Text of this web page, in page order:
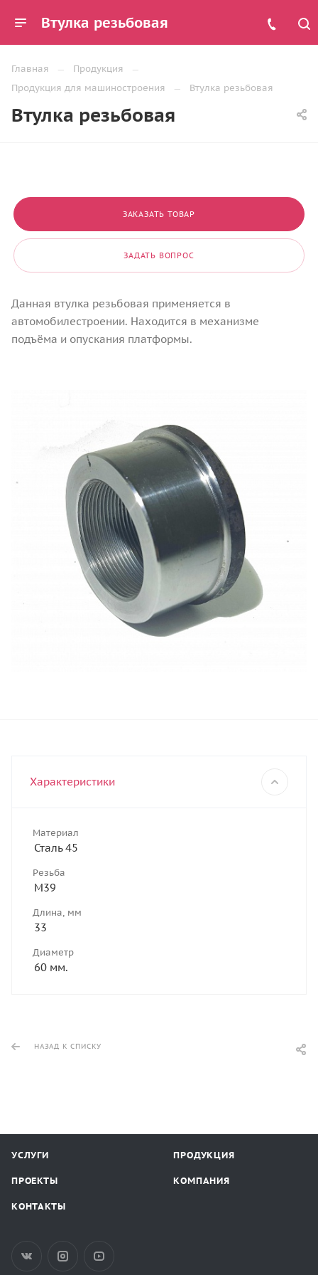
Втулка резьбовая
Главная
Продукция
Продукция для машиностроения
Втулка резьбовая
Втулка резьбовая
ЗАКАЗАТЬ ТОВАР
ЗАДАТЬ ВОПРОС
Данная втулка резьбовая применяется в
автомобилестроении. Находится в механизме
подъёма и опускания платформы.
Характеристики
Материал
Сталь 45
Резьба
М39
Длина, мм
33
Диаметр
60 мм.
НАЗАД К СПИСКУ
УСЛУГИ ПРОДУКЦИЯ
ПРОЕКТЫ КОМПАНИЯ
КОНТАКТЫ